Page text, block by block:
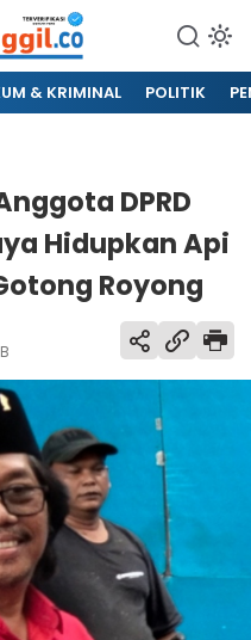
& KRIMINAL POLITIK
DPRD
Hidupkan Api
Royong